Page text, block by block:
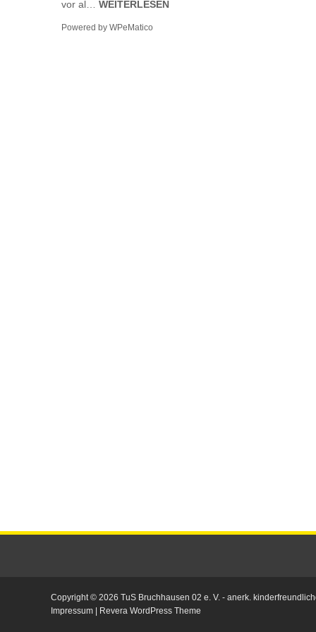
vor al… WEITERLESEN
Powered by WPeMatico
Copyright © 2026 TuS Bruchhausen 02 e. V. - anerk.
Impressum
Revera WordPress Theme